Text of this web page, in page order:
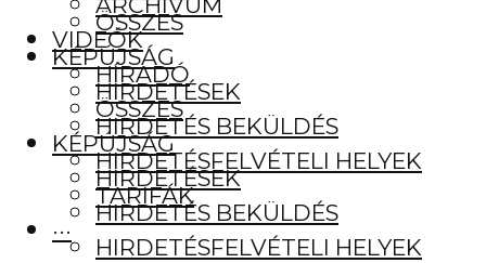
ÖSSZES
KÉPÚJSÁG
HIRDETÉSEK
HIRDETÉS BEKÜLDÉS
HIRDETÉSFELVÉTELI HELYEK
TARIFÁK
···
VIDEÓK
HÍRADÓ
ÖSSZES
KÉPÚJSÁG
HIRDETÉSEK
HIRDETÉS BEKÜLDÉS
HIRDETÉSFELVÉTELI HELYEK